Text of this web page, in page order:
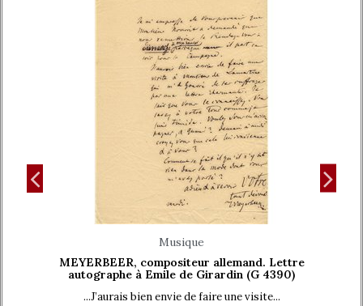
Aperçu rapide
Musique
MEYERBEER, compositeur allemand. Lettre
autographe à Emile de Girardin (G 4390)
...J’aurais bien envie de faire une visite...